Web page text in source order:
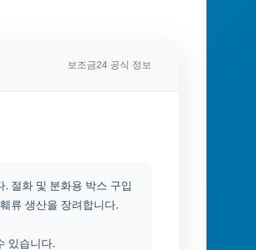
보조금24 공식 정보
절화 및 분화용 박스 구입
류 생산을 장려합니다.
있습니다.